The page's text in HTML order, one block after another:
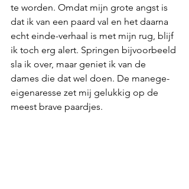
te worden. Omdat mijn grote angst is
dat ik van een paard val en het daarna
echt einde-verhaal is met mijn rug, blijf
ik toch erg alert. Springen bijvoorbeeld
sla ik over, maar geniet ik van de
dames die dat wel doen. De manege-
eigenaresse zet mij gelukkig op de
meest brave paardjes.